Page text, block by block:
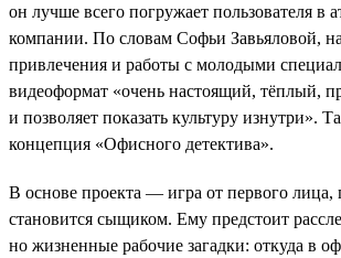
он лучше всего погружает пользователя в
компании. По словам Софьи Завьяловой,
привлечения и работы с молодыми
видеоформат «очень настоящий, тёплый,
и позволяет показать культуру изнутри».
концепция «Офисного детектива».
В основе проекта — игра от первого лица,
становится сыщиком. Ему предстоит
но жизненные рабочие загадки: откуда в